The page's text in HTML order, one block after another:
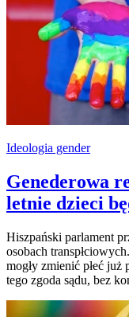
Ideologia gender
Genederowa
letnie dzieci
Hiszpański parlament
osobach
mogły zmienić płeć
tego zgoda sądu, bez